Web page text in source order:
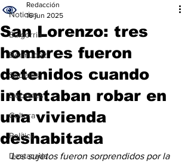
Noticias
Baigorria
Bermúdez
Sociales
Deportes
Cultura
Política
Destacada
San Lorenzo: tres
hombres fueron
detenidos cuando
intentaban robar en
una vivienda
deshabitada
Redacción
16 jun 2025
Los sujetos fueron sorprendidos por la